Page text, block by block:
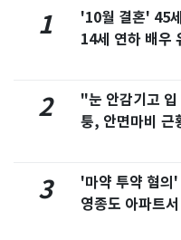
1
'10월 결혼' 45
14세 연하 배우
2
"눈 안감기고
퉁, 안면마비 근
3
'마약 투약 혐의
영종도 아파트